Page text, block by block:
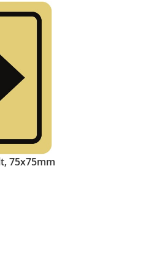
75x75mm
aluminium, 1mm (plan)